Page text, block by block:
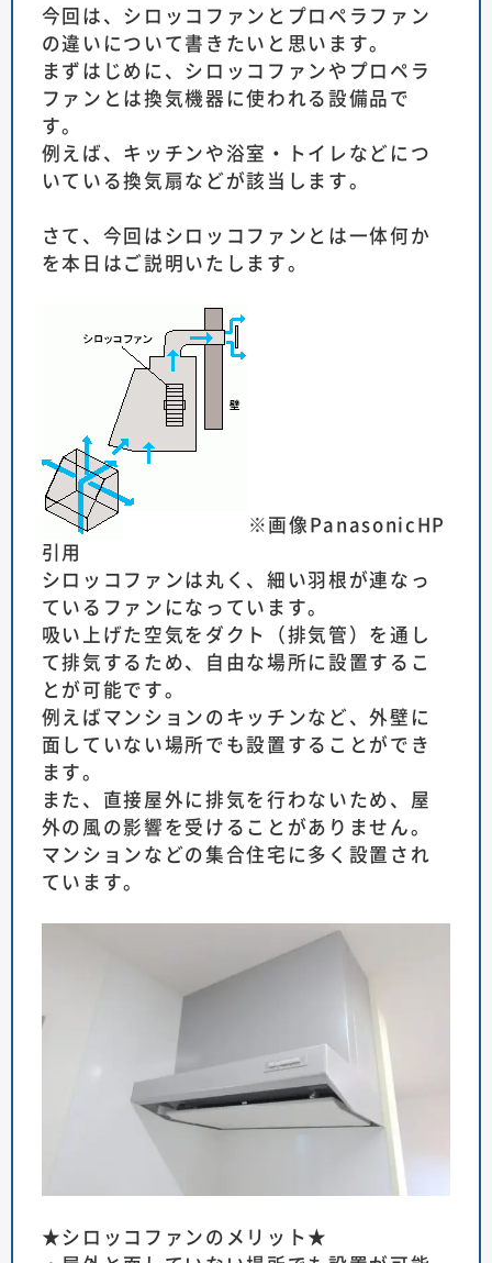
今回は、シロッコファンとプロペラファン
の違いについて書きたいと思います。
まずはじめに、シロッコファンやプロペラ
ファンとは換気機器に使われる設備品で
す。
例えば、キッチンや浴室・トイレなどにつ
いている換気扇などが該当します。
さて、今回はシロッコファンとは一体何か
を本日はご説明いたします。
※画像PanasonicHP
引用
シロッコファンは丸く、細い羽根が連なっ
ているファンになっています。
吸い上げた空気をダクト（排気管）を通し
て排気するため、自由な場所に設置するこ
とが可能です。
例えばマンションのキッチンなど、外壁に
面していない場所でも設置することができ
ます。
また、直接屋外に排気を行わないため、屋
外の風の影響を受けることがありません。
マンションなどの集合住宅に多く設置され
ています。
★シロッコファンのメリット★